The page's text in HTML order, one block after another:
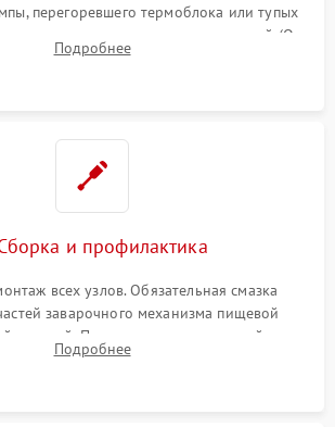
перегоревшего термоблока или тупых
новых силиконовых уплотнителей (O-
трубок для надежного устранения
Подробнее
и профилактика
всех узлов. Обязательная смазка
заварочного механизма пищевой
смазкой. Проведение программной
и очистки системы от кофейных масел.
Подробнее